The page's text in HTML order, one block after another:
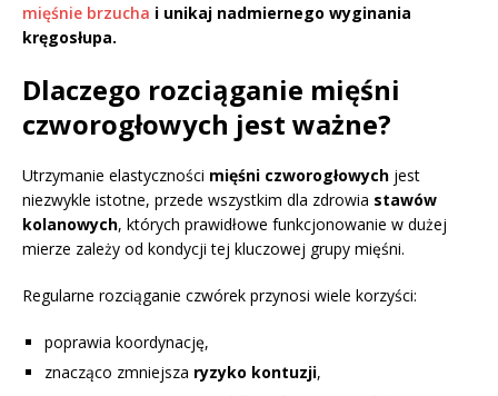
mięśnie brzucha i unikaj nadmiernego wyginania
kręgosłupa.
Dlaczego rozciąganie mięśni
czworogłowych jest ważne?
Utrzymanie elastyczności mięśni czworogłowych jest
niezwykle istotne, przede wszystkim dla zdrowia stawów
kolanowych, których prawidłowe funkcjonowanie w dużej
mierze zależy od kondycji tej kluczowej grupy mięśni.
Regularne rozciąganie czwórek przynosi wiele korzyści:
poprawia koordynację,
znacząco zmniejsza ryzyko kontuzji,